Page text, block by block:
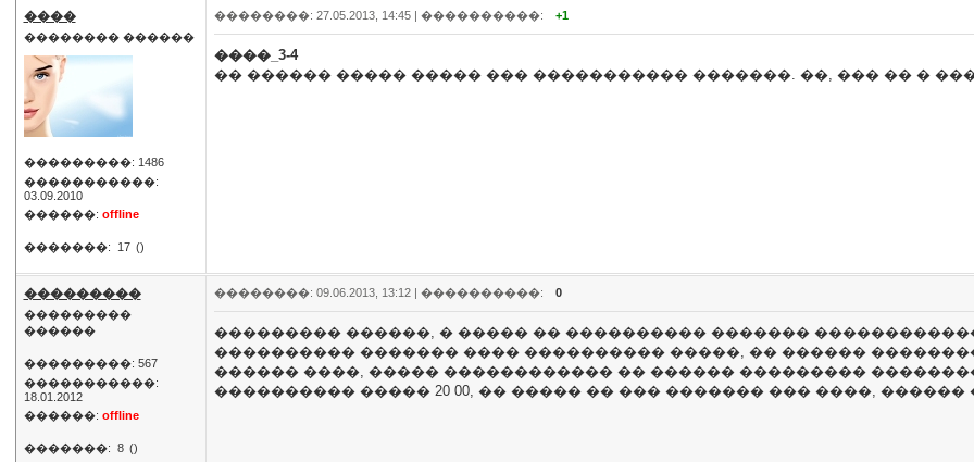
����
�������� ������
���������: 1486
�����������:
03.09.2010
������: offline
�������: 17 ()
��������: 27.05.2013, 14:45 | ����������: +1
����_3-4
�� ������ ����� ����� ��� ����������� �������. ��, ��� �� �
���������
���������
������
���������: 567
�����������:
18.01.2012
������: offline
�������: 8 ()
��������: 09.06.2013, 13:12 | ����������: 0
��������� ������, � ����� �� ���������� �������
���������� ������� ���� ���������� �����, �� ������
������ ����, ����� ������������ �� ������ ���������
���������� ����� 20 00, �� ����� �� ��� ������� ��� ����,